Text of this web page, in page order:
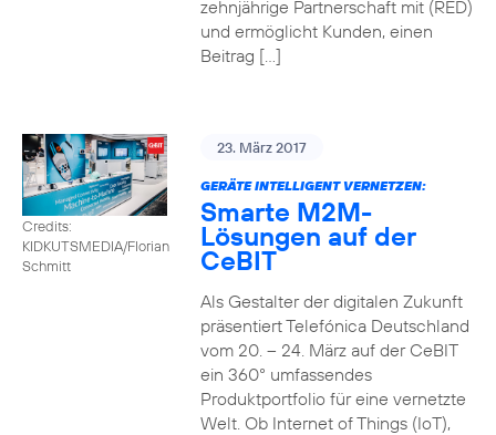
zehnjährige Partnerschaft mit (RED)
und ermöglicht Kunden, einen
Beitrag […]
Credits:
KIDKUTSMEDIA/Florian
Schmitt
23. März 2017
GERÄTE INTELLIGENT VERNETZEN:
Smarte M2M-
Lösungen auf der
CeBIT
Als Gestalter der digitalen Zukunft
präsentiert Telefónica Deutschland
vom 20. – 24. März auf der CeBIT
ein 360° umfassendes
Produktportfolio für eine vernetzte
Welt. Ob Internet of Things (IoT),